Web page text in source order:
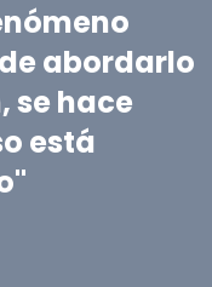
abordarlo
se hace
está